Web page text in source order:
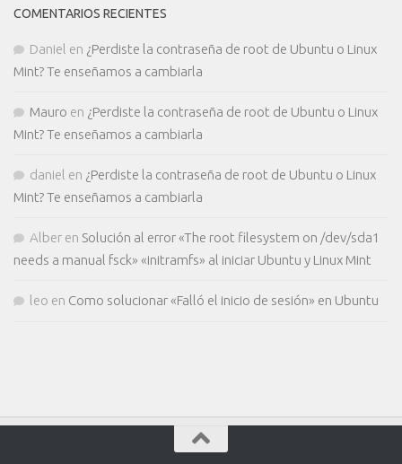
COMENTARIOS RECIENTES
Daniel en ¿Perdiste la contraseña de root de Ubuntu o Linux
Mint? Te enseñamos a cambiarla
Mauro en ¿Perdiste la contraseña de root de Ubuntu o Linux
Mint? Te enseñamos a cambiarla
daniel en ¿Perdiste la contraseña de root de Ubuntu o Linux
Mint? Te enseñamos a cambiarla
Alber en Solución al error «The root filesystem on /dev/sda1
needs a manual fsck» «initramfs» al iniciar Ubuntu y Linux Mint
leo en Como solucionar «Falló el inicio de sesión» en Ubuntu